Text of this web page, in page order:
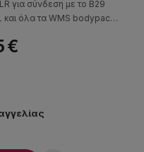
για σύνδεση με το Β29
και όλα τα WMS bodypack
€